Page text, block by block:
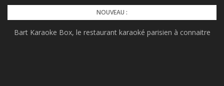
Skip
content
NOUVEAU :
Bart Karaoke Box, le restaurant karaoké parisien à connaitre